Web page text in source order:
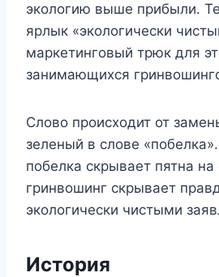
экологию выше прибыли.
ярлык «экологически
маркетинговый трюк для
занимающихся
Слово происходит от
зеленый в слове
побелка скрывает пятна на
гринвошинг скрывает
экологически чистыми
История